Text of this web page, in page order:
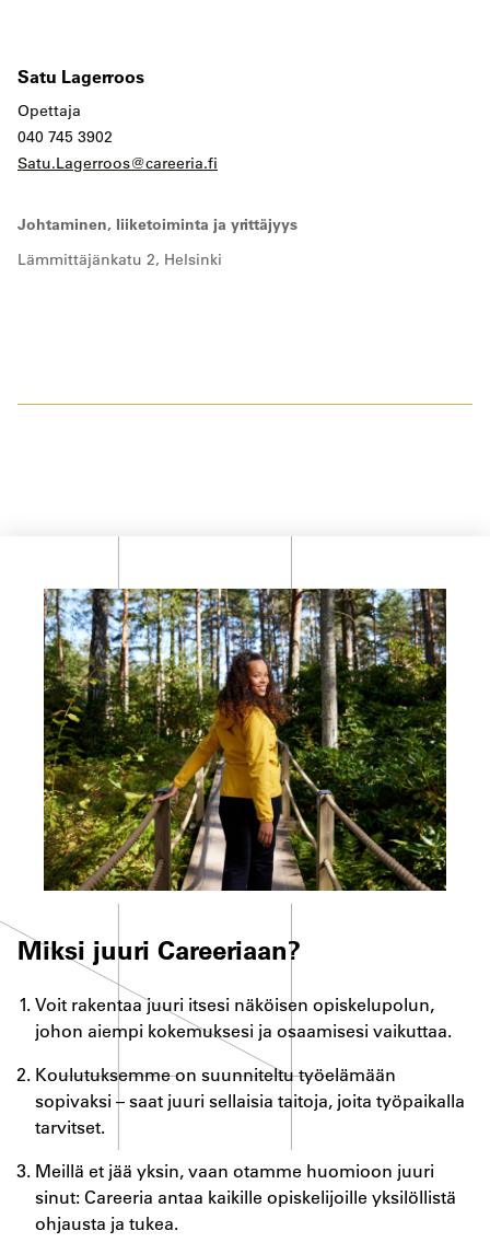
Satu Lagerroos
Opettaja
040 745 3902
Satu.Lagerroos@careeria.fi
Johtaminen, liiketoiminta ja yrittäjyys
Lämmittäjänkatu 2, Helsinki
Miksi juuri Careeriaan?
Voit rakentaa juuri itsesi näköisen opiskelupolun,
johon aiempi kokemuksesi ja osaamisesi vaikuttaa.
Koulutuksemme on suunniteltu työelämään
sopivaksi – saat juuri sellaisia taitoja, joita työpaikalla
tarvitset.
Meillä et jää yksin, vaan otamme huomioon juuri
sinut: Careeria antaa kaikille opiskelijoille yksilöllistä
ohjausta ja tukea.